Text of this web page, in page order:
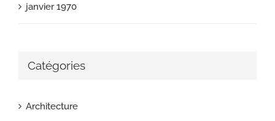
janvier 1970
Catégories
Architecture